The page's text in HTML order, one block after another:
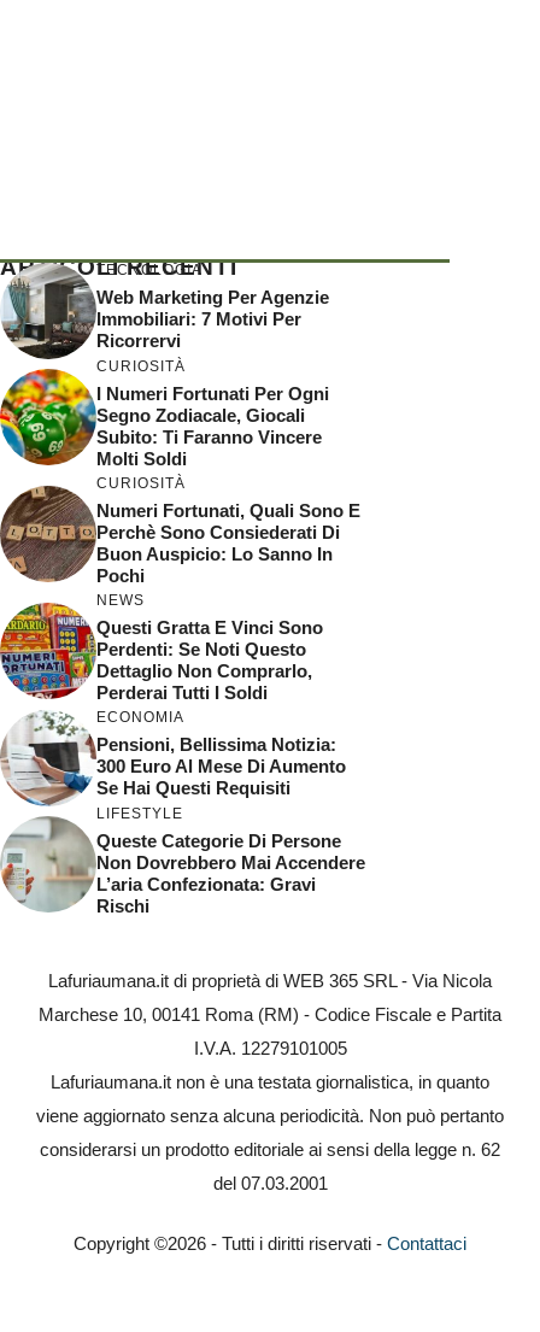
ARTICOLI RECENTI
TECNOLOGIA
Web Marketing Per Agenzie
Immobiliari: 7 Motivi Per
Ricorrervi
CURIOSITÀ
I Numeri Fortunati Per Ogni
Segno Zodiacale, Giocali
Subito: Ti Faranno Vincere
Molti Soldi
CURIOSITÀ
Numeri Fortunati, Quali Sono E
Perchè Sono Consiederati Di
Buon Auspicio: Lo Sanno In
Pochi
NEWS
Questi Gratta E Vinci Sono
Perdenti: Se Noti Questo
Dettaglio Non Comprarlo,
Perderai Tutti I Soldi
ECONOMIA
Pensioni, Bellissima Notizia:
300 Euro Al Mese Di Aumento
Se Hai Questi Requisiti
LIFESTYLE
Queste Categorie Di Persone
Non Dovrebbero Mai Accendere
L’aria Confezionata: Gravi
Rischi
Lafuriaumana.it di proprietà di WEB 365 SRL - Via Nicola
Marchese 10, 00141 Roma (RM) - Codice Fiscale e Partita
I.V.A. 12279101005
Lafuriaumana.it non è una testata giornalistica, in quanto
viene aggiornato senza alcuna periodicità. Non può pertanto
considerarsi un prodotto editoriale ai sensi della legge n. 62
del 07.03.2001
Copyright ©2026 - Tutti i diritti riservati - Contattaci